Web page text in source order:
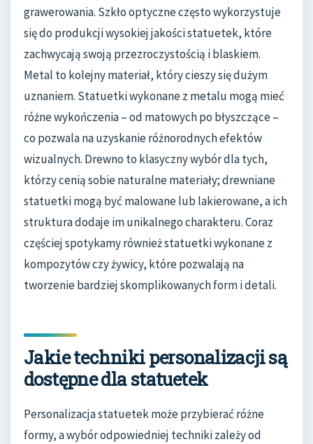
grawerowania. Szkło optyczne często wykorzystuje
się do produkcji wysokiej jakości statuetek, które
zachwycają swoją przezroczystością i blaskiem.
Metal to kolejny materiał, który cieszy się dużym
uznaniem. Statuetki wykonane z metalu mogą mieć
różne wykończenia – od matowych po błyszczące –
co pozwala na uzyskanie różnorodnych efektów
wizualnych. Drewno to klasyczny wybór dla tych,
którzy cenią sobie naturalne materiały; drewniane
statuetki mogą być malowane lub lakierowane, a ich
struktura dodaje im unikalnego charakteru. Coraz
częściej spotykamy również statuetki wykonane z
kompozytów czy żywicy, które pozwalają na
tworzenie bardziej skomplikowanych form i detali.
Jakie techniki personalizacji są
dostępne dla statuetek
Personalizacja statuetek może przybierać różne
formy, a wybór odpowiedniej techniki zależy od